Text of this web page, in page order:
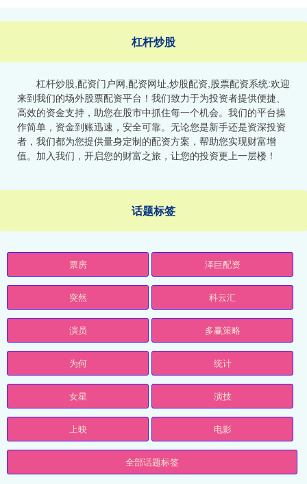
杠杆炒股
杠杆炒股,配资门户网,配资网址,炒股配资,股票配资系统:欢迎
来到我们的场外股票配资平台！我们致力于为投资者提供便捷、
高效的资金支持，助您在股市中抓住每一个机会。我们的平台操
作简单，资金到账迅速，安全可靠。无论您是新手还是资深投资
者，我们都为您提供量身定制的配资方案，帮助您实现财富增
值。加入我们，开启您的财富之旅，让您的投资更上一层楼！
话题标签
票房 泽巨配资
突然 科云汇
演员 多赢策略
为何 统计
女星 演技
上映 电影
全部话题标签